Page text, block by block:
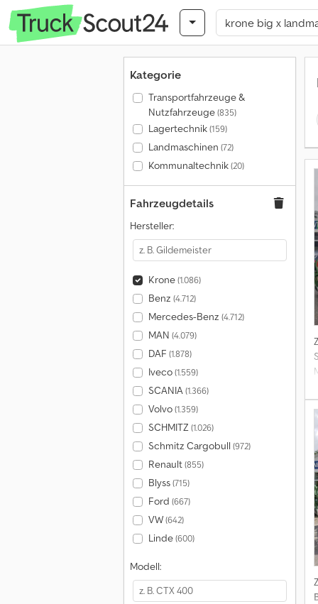
Kategorie
Transportfahrzeuge &
Nutzfahrzeuge(835)
Lagertechnik(159)
Landmaschinen (72)
Kommunaltechnik(20)
Fahrzeugdetails
Hersteller:
Krone(1.086)
Benz (4.712)
Mercedes-Benz (4.712)
MAN (4.079)
DAF (1.878)
Iveco(1.559)
SCANIA(1.366)
Volvo(1.359)
SCHMITZ(1.026)
Schmitz Cargobull (972)
Renault(855)
Blyss(715)
Ford (667)
VW(642)
Linde(600)
Modell: